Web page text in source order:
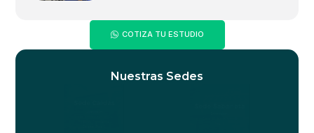
COTIZA TU ESTUDIO
Nuestras Sedes